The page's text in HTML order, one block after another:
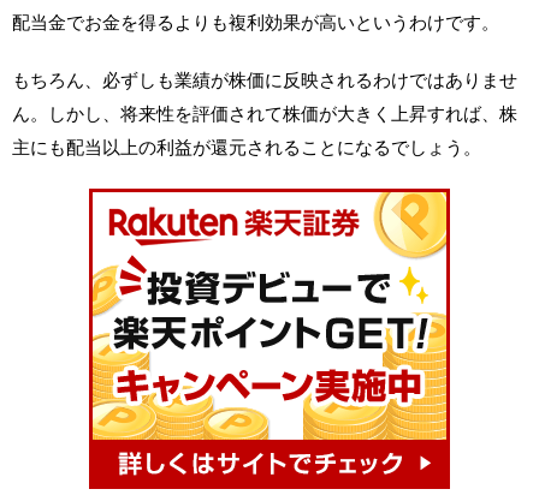
配当金でお金を得るよりも複利効果が高いというわけです。
もちろん、必ずしも業績が株価に反映されるわけではありませ
ん。しかし、将来性を評価されて株価が大きく上昇すれば、株
主にも配当以上の利益が還元されることになるでしょう。